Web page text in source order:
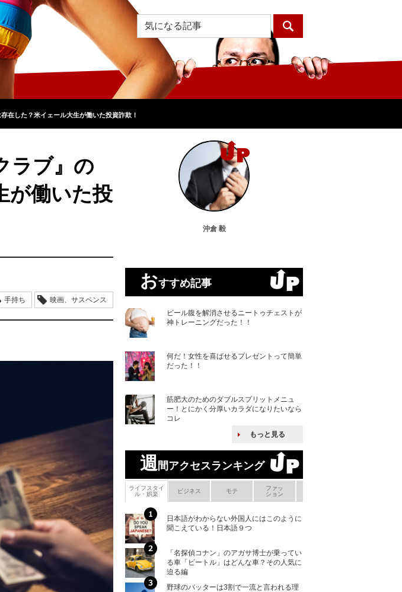
在した？米イェール大生が働いた投資詐欺！
ラブ』の
が働いた投
手持ち 映画、サスペンス
沖倉 毅
おすすめ記事
ビール腹を解消させるニートゥチェストが
神トレーニングだった！！
何だ！女性を喜ばせるプレゼントって簡単
だった！！
筋肥大のためのダブルスプリットメニュ
ー！とにかく分厚いカラダになりたいなら
コレ
もっと見る
週間アクセスランキング
ライフスタイ
ル・娯楽
ビジネス モテ
ファッ
ション
日本語がわからない外国人にはこのように
聞こえている！日本語９つ
「名探偵コナン」のアガサ博士が乗ってい
る車「ビートル」はどんな車？その人気に
迫る編
野球のバッターは3割で一流と言われる理